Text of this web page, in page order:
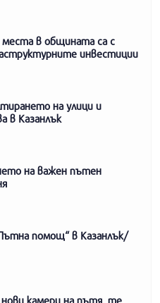
места в общината са с
инвестиции
на улици и
в Казанлък
на важен пътен
помощ“ в Казанлък/
камери на пътя, те